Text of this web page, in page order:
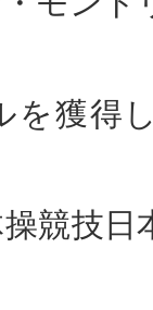
を獲得
競技日